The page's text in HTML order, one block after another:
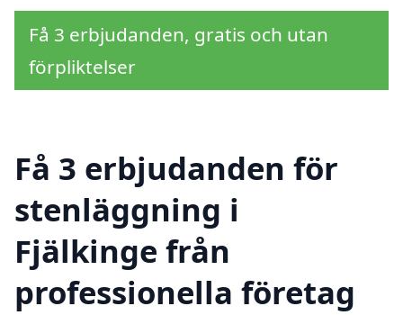
Få 3 erbjudanden, gratis och utan
förpliktelser
Få 3 erbjudanden för
stenläggning i
Fjälkinge från
professionella företag